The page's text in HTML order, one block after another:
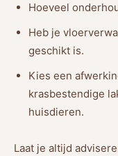
Hoeveel
Heb je
geschikt is.
Kies een
krasbestendige
huisdieren.
Laat je altijd